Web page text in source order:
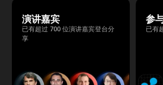
演讲嘉宾
已有超过 700 位演讲嘉宾登台分
享
参
已有